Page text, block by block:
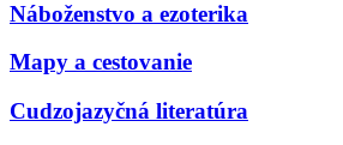
Náboženstvo a ezoterika
Mapy a cestovanie
Cudzojazyčná literatúra